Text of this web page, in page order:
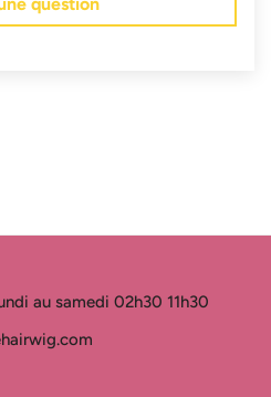
au samedi 02h30 11h30